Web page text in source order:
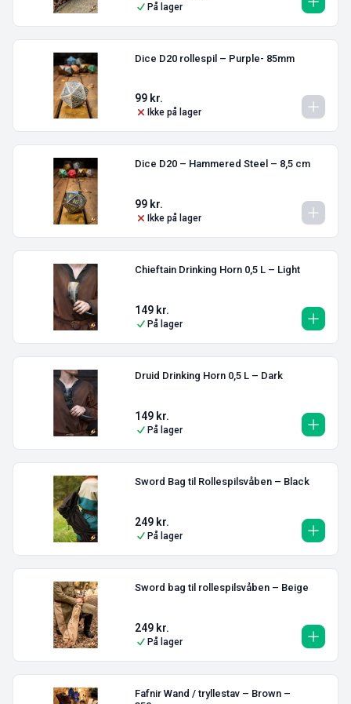
På lager
Dice D20 rollespil – Purple- 85mm
99 kr.
Ikke på lager
Dice D20 – Hammered Steel – 8,5 cm
99 kr.
Ikke på lager
Chieftain Drinking Horn 0,5 L – Light
149 kr.
På lager
Druid Drinking Horn 0,5 L – Dark
149 kr.
På lager
Sword Bag til Rollespilsvåben – Black
249 kr.
På lager
Sword bag til rollespilsvåben – Beige
249 kr.
På lager
Fafnir Wand / tryllestav – Brown –